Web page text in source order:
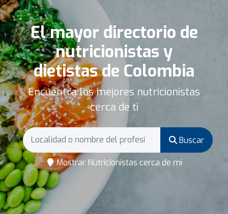
El mayor directorio de
nutricionistas y
dietistas de Colombia
Encuentra los mejores nutricionistas
cerca de ti
Buscar
Mostrar Nutricionistas cerca de mí